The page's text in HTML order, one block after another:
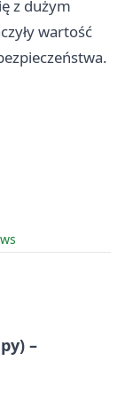
z dużym
wartość
–